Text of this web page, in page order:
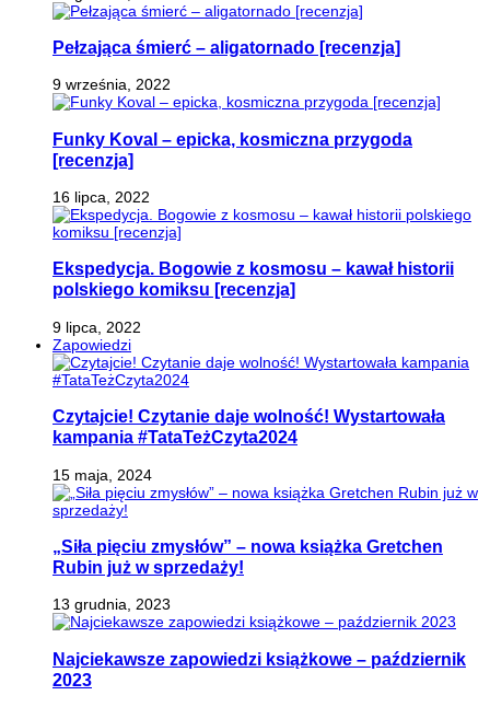
Pełzająca śmierć – aligatornado [recenzja]
9 września, 2022
Funky Koval – epicka, kosmiczna przygoda
[recenzja]
16 lipca, 2022
Ekspedycja. Bogowie z kosmosu – kawał historii
polskiego komiksu [recenzja]
9 lipca, 2022
Zapowiedzi
Czytajcie! Czytanie daje wolność! Wystartowała
kampania #TataTeżCzyta2024
15 maja, 2024
„Siła pięciu zmysłów” – nowa książka Gretchen
Rubin już w sprzedaży!
13 grudnia, 2023
Najciekawsze zapowiedzi książkowe – październik
2023